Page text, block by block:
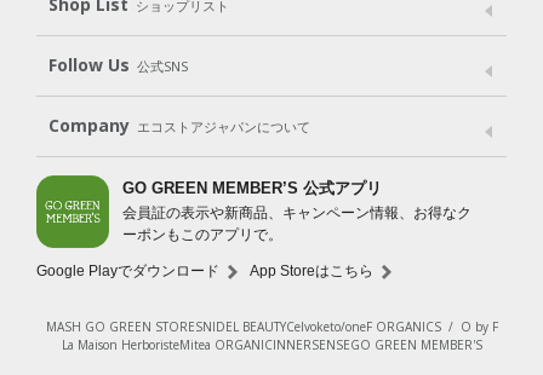
ショップリスト
Shop List
Follow Us 公式SNS
LINE＠ Instagram Facebook
Company エコストアジャパンについて
会社案内 ご利用規約
プライバシーポリシー
特定商取引法に基づく表示
免責事項
法人会員サービス
New Zealand Site
GO GREEN MEMBER’S 公式アプリ
会員証の表示や新商品、キャンペーン情報、お得なク
ーポンもこのアプリで。
Google Playでダウンロード App Storeはこちら
MASH GO GREEN STORESNIDEL BEAUTYCelvoketo/oneF ORGANICS/ O by F
La Maison HerboristeMitea ORGANICINNERSENSEGO GREEN MEMBER'S